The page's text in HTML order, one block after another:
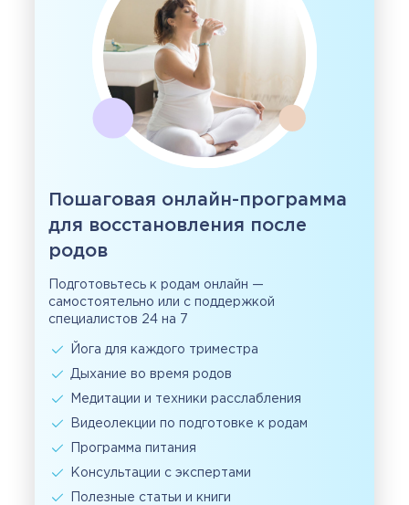
Пошаговая онлайн-программа
для восстановления после
родов
Подготовьтесь к родам онлайн —
самостоятельно или с поддержкой
специалистов 24 на 7
Йога для каждого триместра
Дыхание во время родов
Медитации и техники расслабления
Видеолекции по подготовке к родам
Программа питания
Консультации с экспертами
Полезные статьи и книги